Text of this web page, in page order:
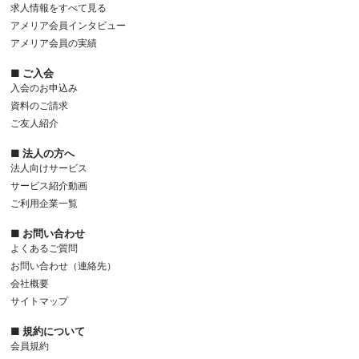
求人情報をすべて見る
アメリア会員インタビュー
アメリア会員の実績
■ ご入会
入会のお申込み
資料のご請求
ご友人紹介
■ 法人の方へ
法人向けサービス
サービス紹介動画
ご利用企業一覧
■ お問い合わせ
よくあるご質問
お問い合わせ（連絡先）
会社概要
サイトマップ
■ 規約について
会員規約